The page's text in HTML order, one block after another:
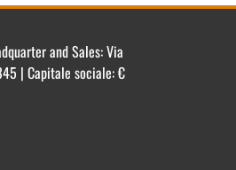
and Sales: Via
| Capitale sociale: €